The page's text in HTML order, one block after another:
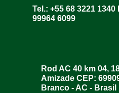
Tel.: +55 68 3221 1340
99964 6099
Rod AC 40 km 04,
Amizade CEP:
Branco - AC - Brasil